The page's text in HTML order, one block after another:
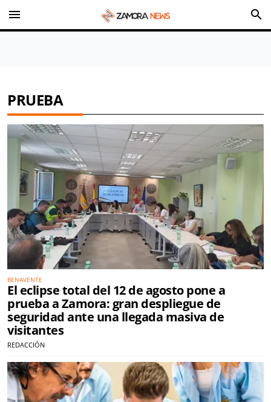
menu search
PRUEBA
BENAVENTE
El eclipse total del 12 de agosto pone a
prueba a Zamora: gran despliegue de
seguridad ante una llegada masiva de
visitantes
REDACCIÓN